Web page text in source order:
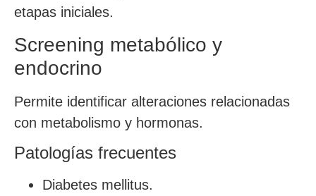
etapas iniciales.
Screening metabólico y
endocrino
Permite identificar alteraciones relacionadas
con metabolismo y hormonas.
Patologías frecuentes
Diabetes mellitus.